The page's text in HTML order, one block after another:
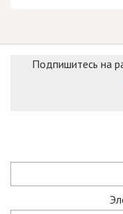
Подпишитесь на